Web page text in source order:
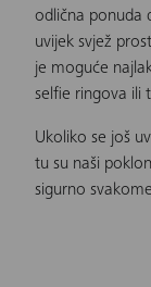
odlična ponuda
uvijek svjež
je moguće
selfie ringova ili
Ukoliko se još
tu su naši
sigurno